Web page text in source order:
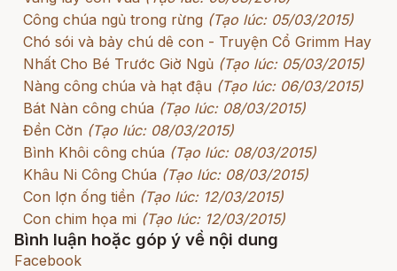
Công chúa ngủ trong rừng (Tạo lúc: 05/03/2015)
Chó sói và bảy chú dê con - Truyện Cổ Grimm Hay
Nhất Cho Bé Trước Giờ Ngủ (Tạo lúc: 05/03/2015)
Nàng công chúa và hạt đậu (Tạo lúc: 06/03/2015)
Bát Nàn công chúa (Tạo lúc: 08/03/2015)
Đền Cờn (Tạo lúc: 08/03/2015)
Bình Khôi công chúa (Tạo lúc: 08/03/2015)
Khâu Ni Công Chúa (Tạo lúc: 08/03/2015)
Con lợn ống tiền (Tạo lúc: 12/03/2015)
Con chim họa mi (Tạo lúc: 12/03/2015)
Bình luận hoặc góp ý về nội dung
Facebook